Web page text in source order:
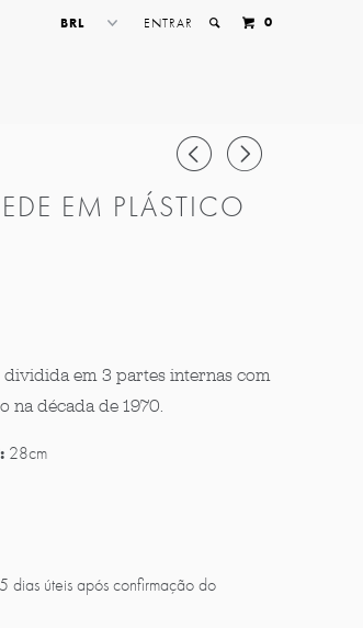
ENTRAR 0
◅ ▻
EM PLÁSTICO
em 3 partes internas com
na década de 1970.
28cm
dias úteis após confirmação do